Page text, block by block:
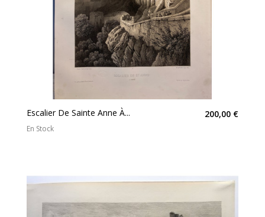
Escalier De Sainte Anne À... 200,00 €
En Stock